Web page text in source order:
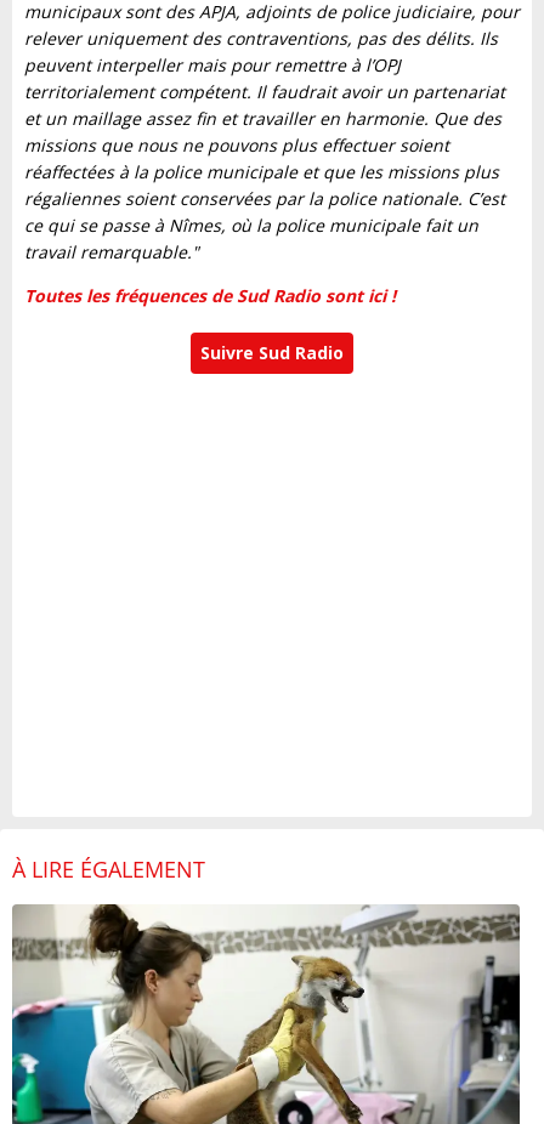
municipaux sont des APJA, adjoints de police judiciaire, pour
relever uniquement des contraventions, pas des délits. Ils
peuvent interpeller mais pour remettre à l’OPJ
territorialement compétent. Il faudrait avoir un partenariat
et un maillage assez fin et travailler en harmonie. Que des
missions que nous ne pouvons plus effectuer soient
réaffectées à la police municipale et que les missions plus
régaliennes soient conservées par la police nationale. C’est
ce qui se passe à Nîmes, où la police municipale fait un
travail remarquable."
Toutes les fréquences de Sud Radio sont ici !
Suivre Sud Radio
À LIRE ÉGALEMENT